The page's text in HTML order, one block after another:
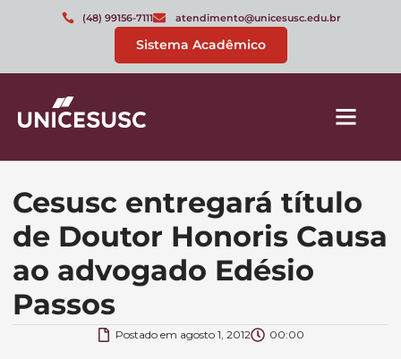
(48) 99156-7111 atendimento@unicesusc.edu.br
Sistema Acadêmico
Cesusc entregará título
de Doutor Honoris Causa
ao advogado Edésio
Passos
Postado em agosto 1, 2012 00:00